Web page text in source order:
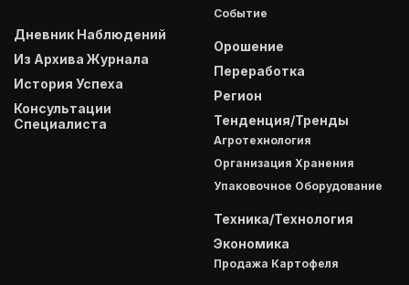
Дневник Наблюдений
Из Архива Журнала
История Успеха
Консультации
Специалиста
Событие
Орошение
Переработка
Регион
Тенденция/Тренды
Агротехнология
Организация Хранения
Упаковочное Оборудование
Техника/Технология
Экономика
Продажа Картофеля